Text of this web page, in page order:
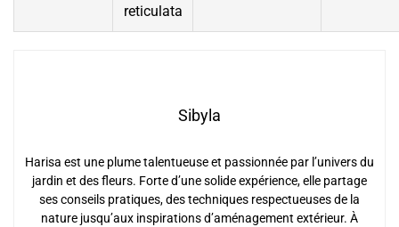
reticulata
Sibyla
Harisa est une plume talentueuse et passionnée par l’univers du
jardin et des fleurs. Forte d’une solide expérience, elle partage
ses conseils pratiques, des techniques respectueuses de la
nature jusqu’aux inspirations d’aménagement extérieur. À